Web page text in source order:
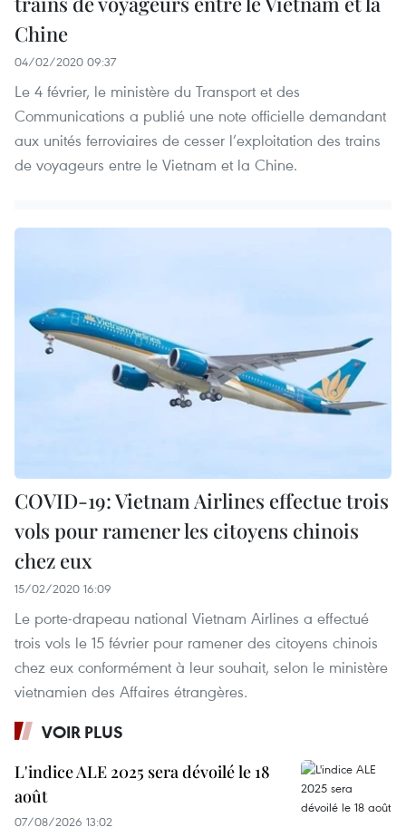
Chine
04/02/2020 09:37
Le 4 février, le ministère du Transport et des
Communications a publié une note officielle demandant
aux unités ferroviaires de cesser l’exploitation des trains
de voyageurs entre le Vietnam et la Chine.
COVID-19: Vietnam Airlines effectue trois
vols pour ramener les citoyens chinois
chez eux
15/02/2020 16:09
Le porte-drapeau national Vietnam Airlines a effectué
trois vols le 15 février pour ramener des citoyens chinois
chez eux conformément à leur souhait, selon le ministère
vietnamien des Affaires étrangères.
VOIR PLUS
L'indice ALE 2025 sera dévoilé le 18
août
07/08/2026 13:02